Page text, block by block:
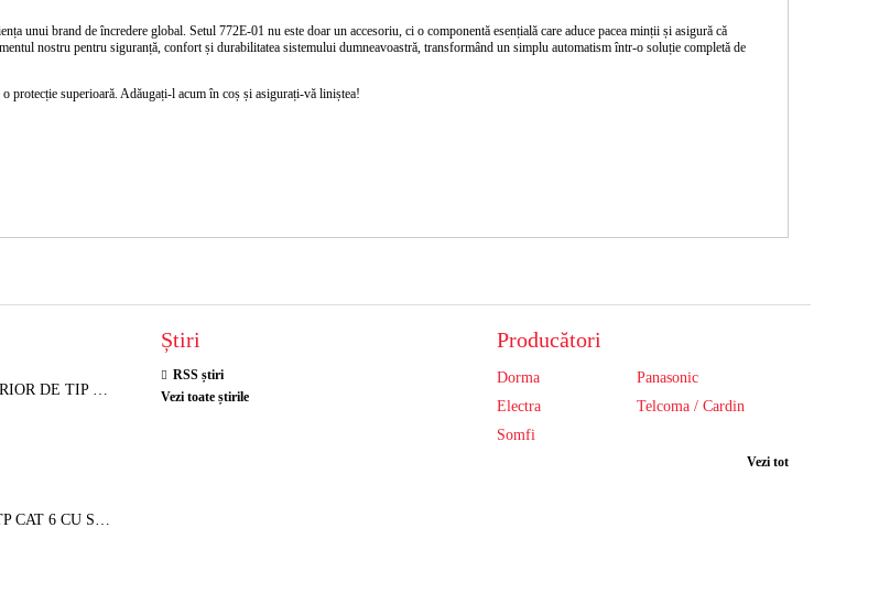
unui brand de încredere global. Setul 772E-01 nu este doar un accesoriu, ci o componentă esențială care aduce pacea minții și asigură că
nostru pentru siguranță, confort și durabilitatea sistemului dumneavoastră, transformând un simplu automatism într-o soluție completă de
protecție superioară. Adăugați-l acum în coș și asigurați-vă liniștea!
POST INTERIOR DE TIP TELEFON RESEL, T8018 PENTRU INTERFON DE BLOC
CABLU SFTP CAT 6 CU SUFA, DE EXTERIOR 8 FIRE X 0,56 MM
Știri
RSS știri
Vezi toate știrile
Producători
Dorma
Panasonic
Electra
Telcoma / Cardin
Somfi
Vezi tot